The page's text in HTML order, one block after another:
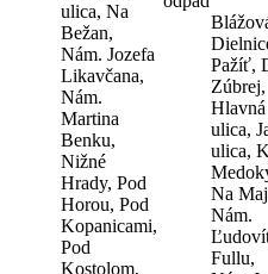
ulica, Na
Bežan,
Nám. Jozefa
Likavčana,
Nám.
Martina
Benku,
Nižné
Hrady, Pod
Horou, Pod
Kopanicami,
Pod
Kostolom,
Pažíť,
Zúbrej,
Hlavná
ulica,
ulica, K
Na
Nám.
Fullu,